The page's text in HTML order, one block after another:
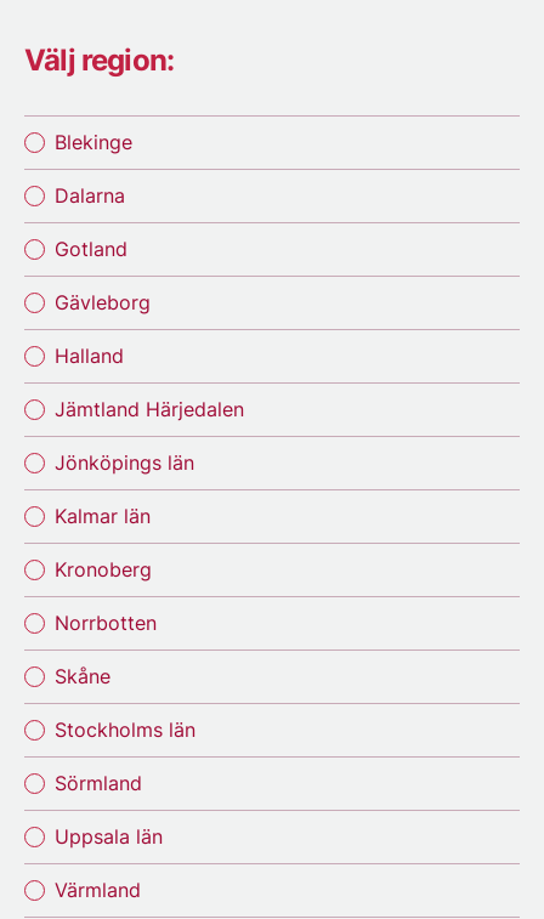
Välj region:
Blekinge
Dalarna
Gotland
Gävleborg
Halland
Jämtland Härjedalen
Jönköpings län
Kalmar län
Kronoberg
Norrbotten
Skåne
Stockholms län
Sörmland
Uppsala län
Värmland